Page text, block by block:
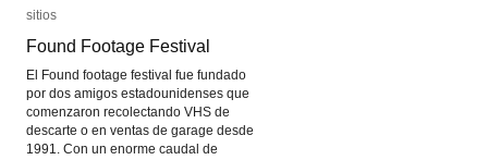
sitios
Found Footage Festival
El Found footage festival fue fundado
por dos amigos estadounidenses que
comenzaron recolectando VHS de
descarte o en ventas de garage desde
1991. Con un enorme caudal de
sitios
Found Footage Festival